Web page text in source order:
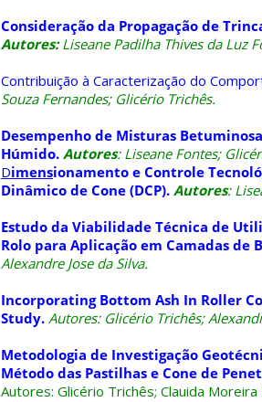
Consideração da Propagação de
Autores:Liseane Padilha Thives da Luz
Contribuição à Caracterização do
Souza Fernandes; Glicério Trichês.
Desempenho de Misturas
Húmido. Autores: Liseane Fontes;
Dimensionamento e Controle
Dinâmico de Cone (DCP). Autores:
Estudo da Viabilidade Técnica de
Rolo para Aplicação em Camadas de
Alexandre Jose da Silva.
Incorporating Bottom Ash In Roller
Study. Autores: Glicério Trichês;
Metodologia de Investigação
Método das Pastilhas e Cone de
Autores: Glicério Trichês; Clauida Moreira